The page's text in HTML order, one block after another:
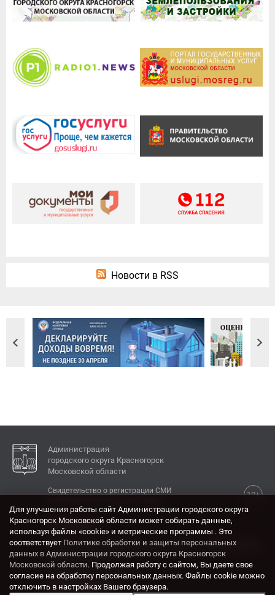
Новости в RSS
Администрация
городского округа Красногорск
Московской области
12+
Свидетельство о регистрации СМИ
КОНТАКТЫ
Адрес: 143404, Московская область, г. Красногорск,
ул. Ленина, дом 4.
Электронная почта:
krasrn@mosreg.ru
Для улучшения работы сайт Администрации городского округа
Красногорск Московской области может собирать данные,
используя файлы «cookie» и метрические программы . Это
соответствует Политике обработки и защиты персональных
данных в Администрации городского округа Красногорск
Московской области. Продолжая работу с сайтом, Вы даете свое
согласие на обработку персональных данных. Файлы cookie можно
отключить в настройках Вашего браузера.